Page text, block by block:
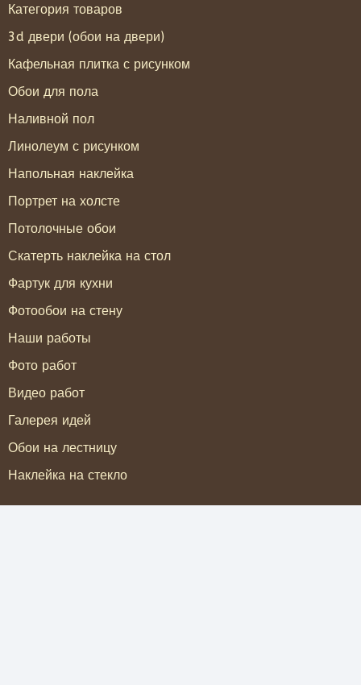
Категория товаров
3d двери (обои на двери)
Кафельная плитка с рисунком
Обои для пола
Наливной пол
Линолеум с рисунком
Напольная наклейка
Портрет на холсте
Потолочные обои
Скатерть наклейка на стол
Фартук для кухни
Фотообои на стену
Наши работы
Фото работ
Видео работ
Галерея идей
Обои на лестницу
Наклейка на стекло